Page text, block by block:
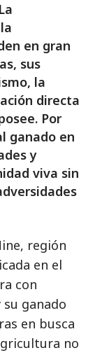
en gran
sus
la
directa
Por
ganado en
y
viva sin
región
en el
con
ganado
en busca
no